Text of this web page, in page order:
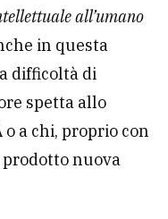
all’umano
in questa
difficoltà di
spetta allo
a chi, proprio con
prodotto nuova